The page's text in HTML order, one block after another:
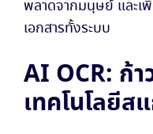
พลาดจากมนุษย์ และเ
เอกสารทั้งระบบ
AI OCR: ก้
เทคโนโลยีส